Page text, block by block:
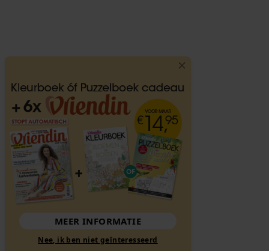
MEER INFORMATIE
Nee, ik ben niet geïnteresseerd